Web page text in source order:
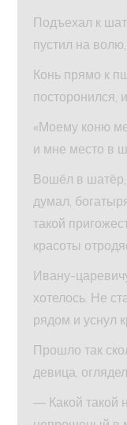
Подъехал к
пустил на
Конь прямо к
посторонился,
«Моему коню
и мне место в
Вошёл в шатёр,
думал,
такой
красоты
Ивану-
хотелось. Не
рядом и уснул
Прошло так
девица,
— Какой такой